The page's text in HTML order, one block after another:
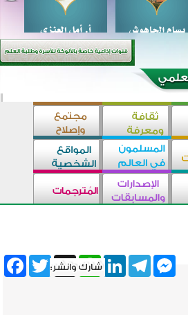
Twitter X
WhatsAppLinkedInTelegram
Messenger